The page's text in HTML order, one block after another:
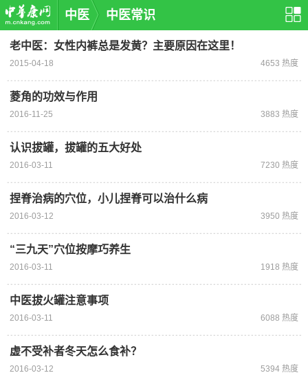
中医 中医常识
老中医：女性内裤总是发黄？主要原因在这里！
2015-04-18 4653 热度
菱角的功效与作用
2016-11-25 3883 热度
认识拔罐，拔罐的五大好处
2016-03-11 7230 热度
捏脊治病的穴位，小儿捏脊可以治什么病
2016-03-12 3950 热度
“三九天”穴位按摩巧养生
2016-03-11 1918 热度
中医拔火罐注意事项
2016-03-11 6088 热度
虚不受补者冬天怎么食补？
2016-03-12 5394 热度